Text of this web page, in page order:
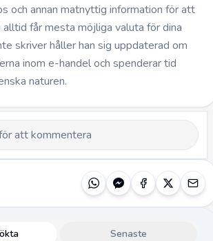
och annan matnyttig information för att
får mesta möjliga valuta för dina
skriver håller han sig uppdaterad om
inom e-handel och spenderar tid
naturen.
Senaste